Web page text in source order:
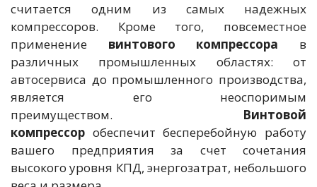
считается одним из самых надежных
компрессоров. Кроме того, повсеместное
применение винтового компрессора в
различных промышленных областях: от
автосервиса до промышленного производства,
является его неоспоримым
преимуществом. Винтовой
компрессор обеспечит бесперебойную работу
вашего предприятия за счет сочетания
высокого уровня КПД, энергозатрат, небольшого